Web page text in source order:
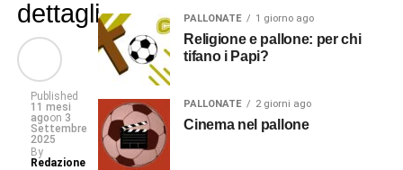
dettagli
Published
11 mesi
agoon 3
Settembre
2025
By
Redazione
PALLONATE 1 giorno ago
Religione e pallone: per chi
tifano i Papi?
PALLONATE 2 giorni ago
Cinema nel pallone